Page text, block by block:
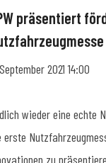
präsentiert
2021 14:00
wieder eine echte
erste
zu